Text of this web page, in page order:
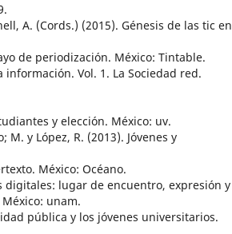
A. (Cords.) (2015). Génesis de las tic en
de periodización. México: Tintable.
información. Vol. 1. La Sociedad red.
y elección. México: uv.
M. y López, R. (2013). Jóvenes y
México: Océano.
digitales: lugar de encuentro, expresión y
unam.
pública y los jóvenes universitarios.